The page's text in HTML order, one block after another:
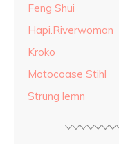
Feng Shui
Hapi.Riverwoman
Kroko
Motocoase Stihl
Strung lemn